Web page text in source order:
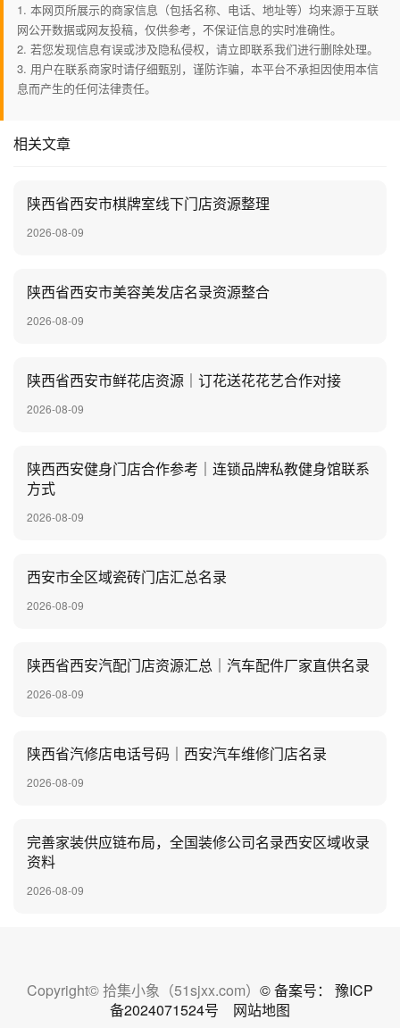
1. 本网页所展示的商家信息（包括名称、电话、地址等）均来源于互联
网公开数据或网友投稿，仅供参考，不保证信息的实时准确性。
2. 若您发现信息有误或涉及隐私侵权，请立即联系我们进行删除处理。
3. 用户在联系商家时请仔细甄别，谨防诈骗，本平台不承担因使用本信
息而产生的任何法律责任。
相关文章
陕西省西安市棋牌室线下门店资源整理
2026-08-09
陕西省西安市美容美发店名录资源整合
2026-08-09
陕西省西安市鲜花店资源｜订花送花花艺合作对接
2026-08-09
陕西西安健身门店合作参考｜连锁品牌私教健身馆联系
方式
2026-08-09
西安市全区域瓷砖门店汇总名录
2026-08-09
陕西省西安汽配门店资源汇总｜汽车配件厂家直供名录
2026-08-09
陕西省汽修店电话号码｜西安汽车维修门店名录
2026-08-09
完善家装供应链布局，全国装修公司名录西安区域收录
资料
2026-08-09
Copyright© 拾集小象（51sjxx.com） © 备案号： 豫ICP
备2024071524号
网站地图